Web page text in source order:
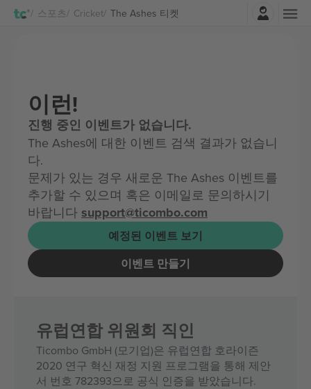
스포츠 Cricket The Ashes 티켓
이런!
진행 중인 이벤트가 없습니다.
The Ashes에 대한 이벤트 검색 결과가 없습니
다.
문제가 있는 경우 새로운 The Ashes 이벤트를
추가할 수 있으며 혹은 이메일로 문의하시기
바랍니다 support@ticombo.com
예정된 이벤트 보기
이벤트 만들기
유럽연합 위원회 직인
Ticombo GmbH (모기업)은 유럽연합 호라이즌
2020 연구 혁신 재정 지원 프로그램을 통해 제안
서 번호 782393으로 공식 인증을 받았습니다.